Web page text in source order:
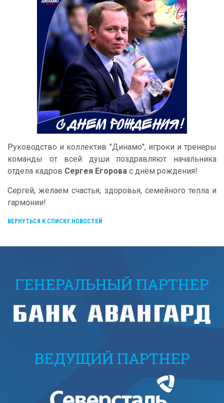
Руководство и коллектив "Динамо", игроки и тренеры
команды от всей души поздравляют начальника
отдела кадров Сергея Егорова с днём рождения!
Сергей, желаем счастья, здоровья, семейного тепла и
гармонии!
ВЕРНУТЬСЯ К СПИСКУ НОВОСТЕЙ
ГЕНЕРАЛЬНЫЙ ПАРТНЕР
ВЕДУЩИЙ ПАРТНЕР